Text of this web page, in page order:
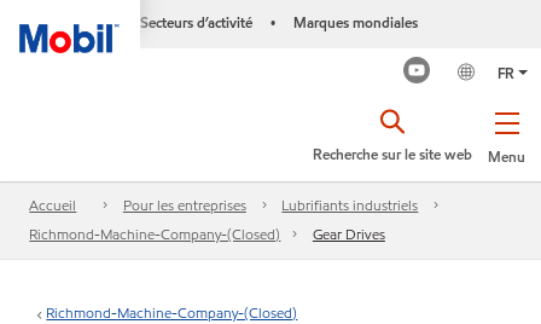
Secteurs d’activité • Marques mondiales
FR
Menu
Recherche sur le site web
Accueil Pour les entreprises
Lubrifiants industriels
Richmond-Machine-Company-(Closed)
Gear Drives
Richmond-Machine-Company-(Closed)